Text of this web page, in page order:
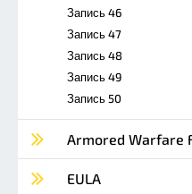
Запись 46
Запись 47
Запись 48
Запись 49
Запись 50
Armored Warfare
EULA